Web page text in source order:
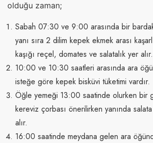
olduğu zaman;
Sabah 07:30 ve 9:00 arasında bir
yanı sıra 2 dilim kepek ekmek arası
kaşığı reçel, domates ve salatalık yer alır.
10:00 ve 10:30 saatleri arasında ara
isteğe göre kepek bisküvi tüketimi vardır.
Öğle yemeği 13:00 saatinde olurken bir
kereviz çorbası önerilirken yanında
alır.
16:00 saatinde meydana gelen ara